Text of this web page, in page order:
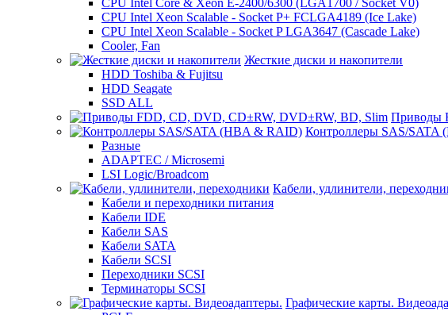
CPU Intel Core & Xeon E-2400/6300 (LGA1700 / Socket V0)
CPU Intel Xeon Scalable - Socket P+ FCLGA4189 (Ice Lake)
CPU Intel Xeon Scalable - Socket P LGA3647 (Cascade Lake)
Cooler, Fan
Жесткие диски и накопители
HDD Toshiba & Fujitsu
HDD Seagate
SSD ALL
Приводы
Контроллеры SAS/SATA
Разные
ADAPTEC / Microsemi
LSI Logic/Broadcom
Кабели, удлинители,
Кабели и переходники питания
Кабели IDE
Кабели SAS
Кабели SATA
Кабели SCSI
Переходники SCSI
Терминаторы SCSI
Графические карты.